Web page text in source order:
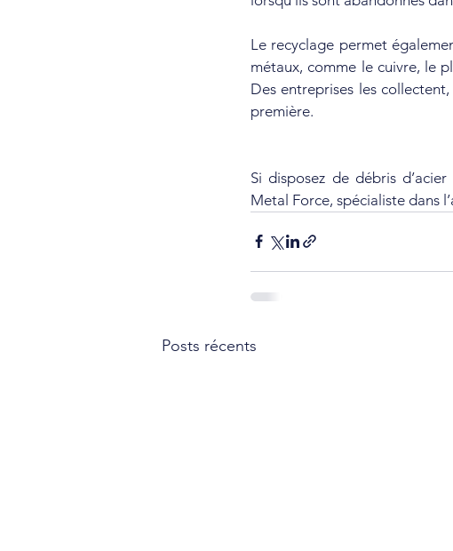
Le recyclage permet
métaux, comme le cuivre, le
Des entreprises les
première.
Si disposez de débris
Metal Force, spécialiste dans
Posts récents